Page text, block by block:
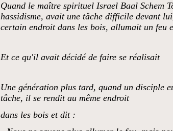
Quand le maître spirituel Israel Baal Schem
hassidisme, avait une tâche difficile devant
certain endroit dans les bois, allumait un feu
Et ce qu'il avait décidé de faire se réalisait
Une génération plus tard, quand un disciple
tâche, il se rendit au même endroit
dans les bois et dit :